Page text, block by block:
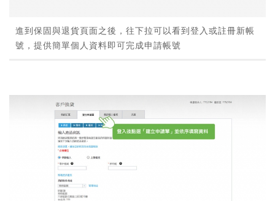
進到保固與退貨頁面之後，往下拉可以看到登入或註冊新帳
號，提供簡單個人資料即可完成申請帳號